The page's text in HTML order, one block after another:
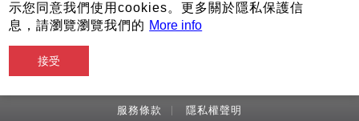
夏普可購樂線上商城
服務條款 隱私權聲明
示您同意我們使用cookies。更多關於隱私保護信
息，請瀏覽瀏覽我們的 More info
接受